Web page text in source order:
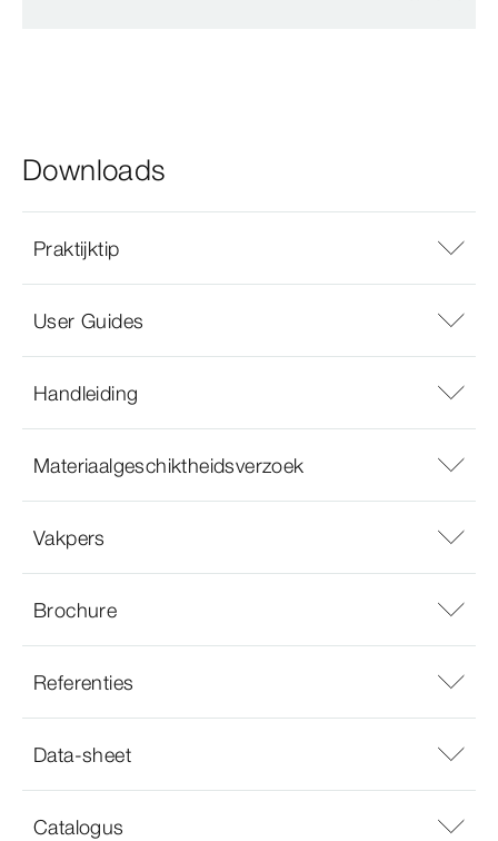
Downloads
Praktijktip
User Guides
Handleiding
Materiaalgeschiktheidsverzoek
Vakpers
Brochure
Referenties
Data-sheet
Catalogus